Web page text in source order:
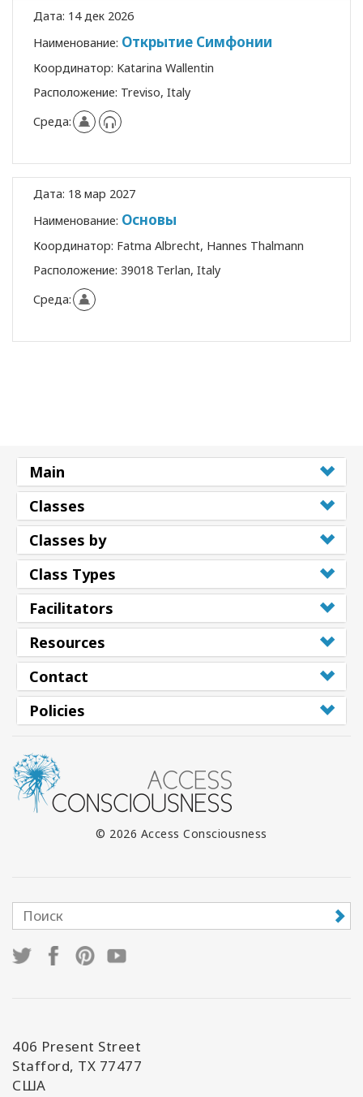
Дата: 14 дек 2026
Наименование: Открытие Симфонии
Координатор: Katarina Wallentin
Расположение: Treviso, Italy
Среда:
Дата: 18 мар 2027
Наименование: Основы
Координатор: Fatma Albrecht, Hannes Thalmann
Расположение: 39018 Terlan, Italy
Среда:
Main
Classes
Classes by
Class Types
Facilitators
Resources
Contact
Policies
© 2026 Access Consciousness
406 Present Street
Stafford, TX 77477
США